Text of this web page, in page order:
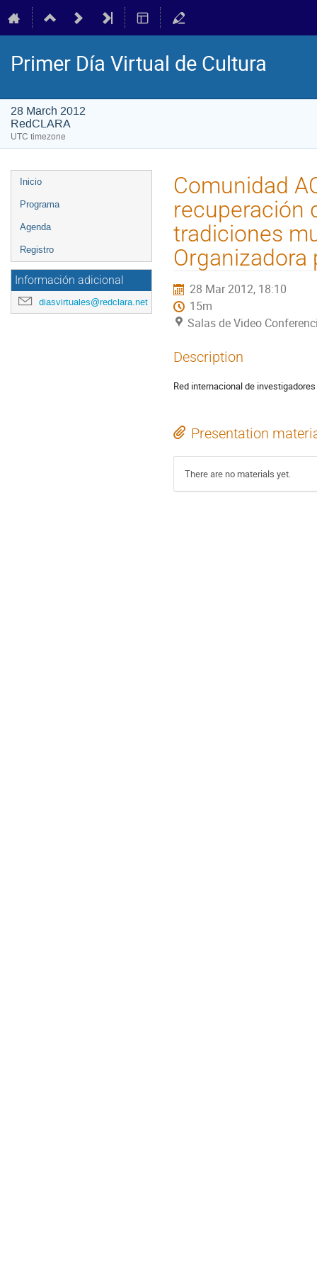
Primer Día Virtual de Cultura
28 March 2012
RedCLARA
UTC timezone
Event
menu
Inicio
Programa
Agenda
Registro
Información adicional
diasvirtuales@redclara.net
Comunidad
recuperación
tradiciones
Organizadora
28 Mar 2012, 18:10
15m
Salas de Video
Description
Red internacional de
Presentation
There are no materials yet.